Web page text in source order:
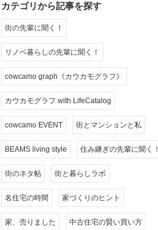
カテゴリから記事を探す
街の先輩に聞く！
リノベ暮らしの先輩に聞く！
cowcamo graph《カウカモグラフ》
カウカモグラフ with LifeCatalog
cowcamo EVENT 街とマンションと私
BEAMS living style 住み継ぎの先輩に聞く！
街のネタ帖 街と暮らしラボ
名住宅の時間 家づくりのヒント
家、売りました 中古住宅の賢い買い方